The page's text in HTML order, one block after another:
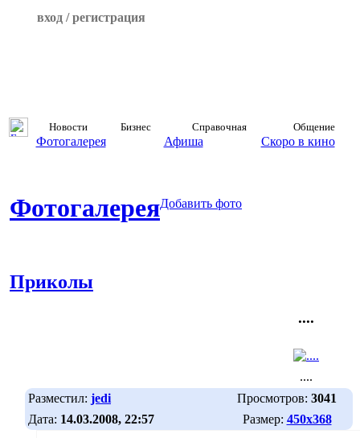
вход / регистрация
Новости Бизнес Справочная Общение
Фотогалерея Афиша Скоро в кино
ФотогалереяДобавить фото
Приколы
....
....
Разместил: jedi Просмотров: 3041
Дата: 14.03.2008, 22:57 Размер: 450х368